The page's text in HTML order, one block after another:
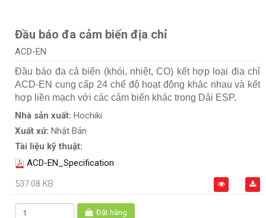
Đầu báo đa cảm biến địa chỉ
ACD-EN
Đầu báo đa cả biến (khói, nhiệt, CO) kết hợp loại địa chỉ
ACD-EN cung cấp 24 chế độ hoạt động khác nhau và kết
hợp liền mạch với các cảm biến khác trong Dải ESP.
Nhà sản xuất: Hochiki
Xuất xứ: Nhật Bản
Tài liệu kỹ thuật:
ACD-EN_Specification
537.08 KB
Đặt hàng